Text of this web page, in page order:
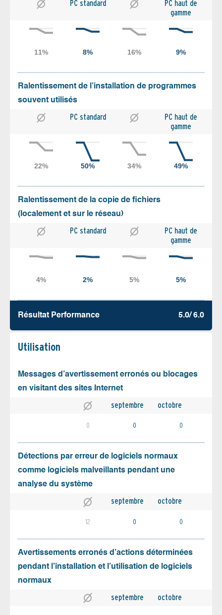
PC standard
PC haut de
gamme
Ralentissement de l’installation de programmes
souvent utilisés
PC standard
PC haut de
gamme
Ralentissement de la copie de fichiers
(localement et sur le réseau)
PC standard
PC haut de
gamme
Résultat Performance 5.0/ 6.0
Utilisation
Messages d’avertissement erronés ou blocages
en visitant des sites Internet
septembre octobre
0 0 0
Détections par erreur de logiciels normaux
comme logiciels malveillants pendant une
analyse du système
septembre octobre
12 0 0
Avertissements erronés d’actions déterminées
pendant l’installation et l’utilisation de logiciels
normaux
septembre octobre